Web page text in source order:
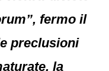
fermo il
preclusioni
la